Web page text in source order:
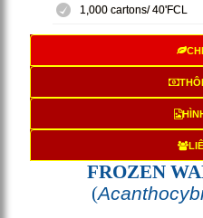
1,000 cartons/ 40'FCL
FROZEN
(